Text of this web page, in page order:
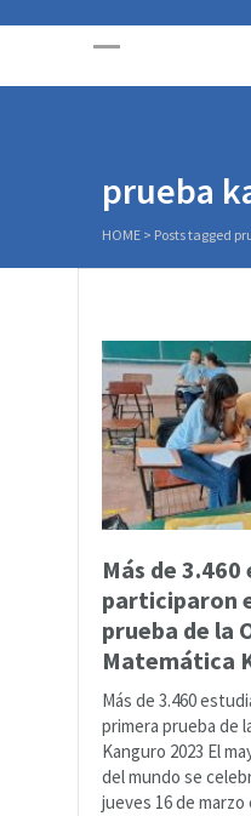
prueba
HOME > Posts tagged
Más de
participaron
prueba de la
Matemática
Más de 3.460
primera prueba de
Kanguro 2023 El
del mundo se
jueves 16 de marzo